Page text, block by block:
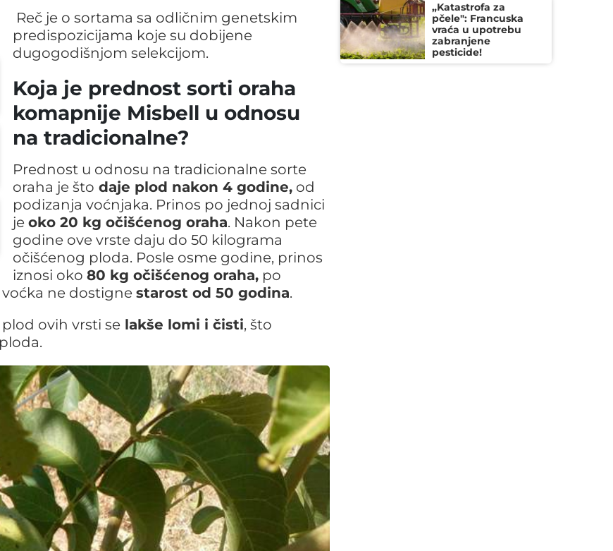
Reč je o sortama sa odličnim genetskim
predispozicijama koje su dobijene
dugogodišnjom selekcijom.
Koja je prednost sorti oraha
komapnije Misbell u odnosu
na tradicionalne?
Prednost u odnosu na tradicionalne sorte
oraha je što daje plod nakon 4 godine,od
podizanja voćnjaka. Prinos po jednoj sadnici
je oko 20 kg očišćenog oraha. Nakon pete
godine ove vrste daju do 50 kilograma
očišćenog ploda. Posle osme godine, prinos
iznosi oko 80 kg očišćenog oraha,po
voćka ne dostigne starost od 50 godina.
ovih vrsti se lakše lomi i čisti, što
„Katastrofa za
pčele": Francuska
vraća u upotrebu
zabranjene
pesticide!